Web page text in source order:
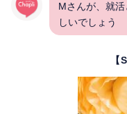
Mさんが、就
しいでしょう
【